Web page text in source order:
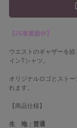
【26春夏新作】
ウエストのギャザーを
インTシャツ。
オリジナルロゴとスト
れます。
【商品仕様】
生 地：普通